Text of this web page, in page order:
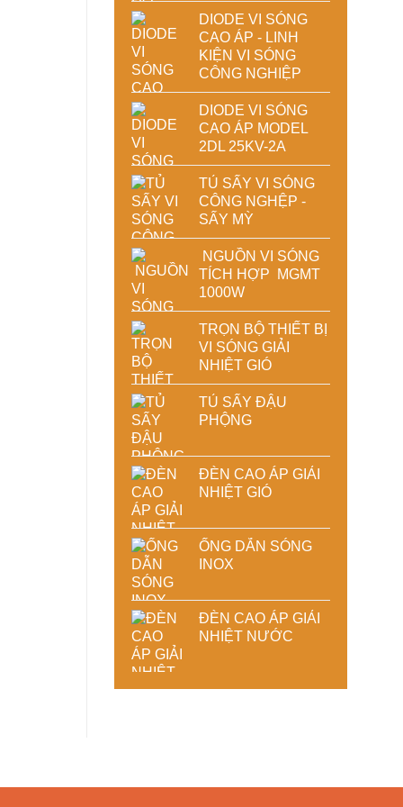
DIODE VI SÓNG
CAO ÁP - LINH
KIỆN VI SÓNG
CÔNG NGHIỆP
DIODE VI SÓNG
CAO ÁP MODEL
2DL 25KV-2A
TỦ SẤY VI SÓNG
CÔNG NGHỆP -
SẤY MỲ
NGUỒN VI SÓNG
TÍCH HỢP MGMT
1000W
TRỌN BỘ THIẾT BỊ
VI SÓNG GIẢI
NHIỆT GIÓ
TỦ SẤY ĐẬU
PHỘNG
ĐÈN CAO ÁP GIẢI
NHIỆT GIÓ
ỐNG DẪN SÓNG
INOX
ĐÈN CAO ÁP GIẢI
NHIỆT NƯỚC